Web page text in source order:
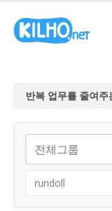
반복 업무를 줄여주
반복 업무를 줄여주
반복 업무를 줄여
반복 업무를 줄여주